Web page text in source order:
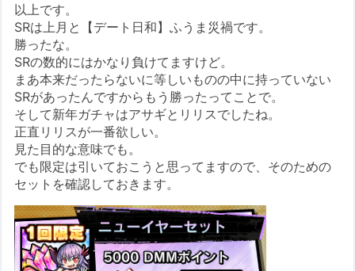
以上です。
SRは上月と【デート日和】ふうま災禍です。
勝ったな。
SRの数的にはかなり負けてますけど。
まあ本来だったらないに等しいものの中に持っていない
SRがあったんですからもう勝ったってことで。
そして新年ガチャはアサギとリリスでしたね。
正直リリスが一番欲しい。
見た目的な意味でも。
でも限定は引いておこうと思ってますので、そのための
セットを確認しておきます。